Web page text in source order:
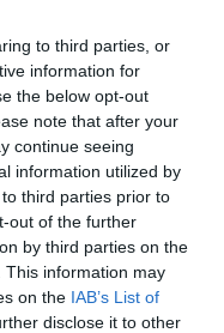
to third parties, or
information for
the below opt-out
note that after your
continue seeing
information utilized by
third parties prior to
out of the further
by third parties on the
This information may
on the IAB’s List of
disclose it to other
gástricas, vómitos y
y resfriado
y su tratamiento
y
en 1995, y desde
colegios
de ellos en más